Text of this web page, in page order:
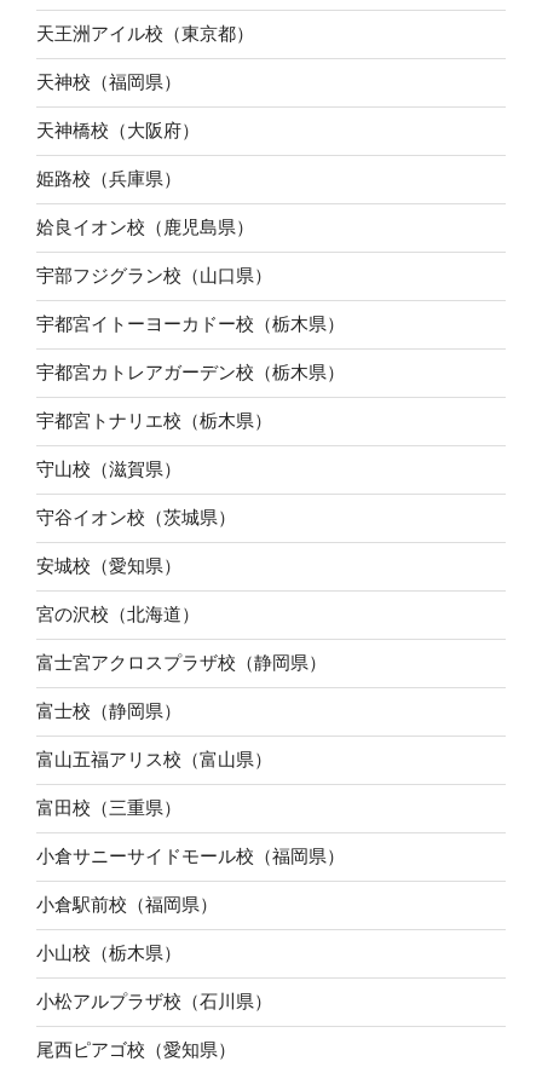
天王洲アイル校（東京都）
天神校（福岡県）
天神橋校（大阪府）
姫路校（兵庫県）
姶良イオン校（鹿児島県）
宇部フジグラン校（山口県）
宇都宮イトーヨーカドー校（栃木県）
宇都宮カトレアガーデン校（栃木県）
宇都宮トナリエ校（栃木県）
守山校（滋賀県）
守谷イオン校（茨城県）
安城校（愛知県）
宮の沢校（北海道）
富士宮アクロスプラザ校（静岡県）
富士校（静岡県）
富山五福アリス校（富山県）
富田校（三重県）
小倉サニーサイドモール校（福岡県）
小倉駅前校（福岡県）
小山校（栃木県）
小松アルプラザ校（石川県）
尾西ピアゴ校（愛知県）